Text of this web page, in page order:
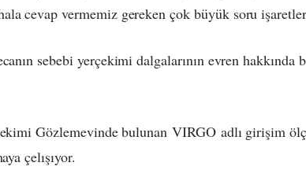
cevap vermemiz gereken çok büyük soru işaretleri
sebebi yerçekimi dalgalarının evren
Gözlemevinde bulunanVIRGOadlı girişim
çelışıyor.